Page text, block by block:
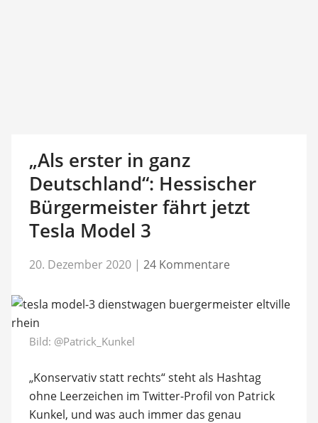
„Als erster in ganz
Deutschland“: Hessischer
Bürgermeister fährt jetzt
Tesla Model 3
20. Dezember 2020 | 24 Kommentare
Bild: @Patrick_Kunkel
„Konservativ statt rechts“ steht als Hashtag
ohne Leerzeichen im Twitter-Profil von Patrick
Kunkel, und was auch immer das genau